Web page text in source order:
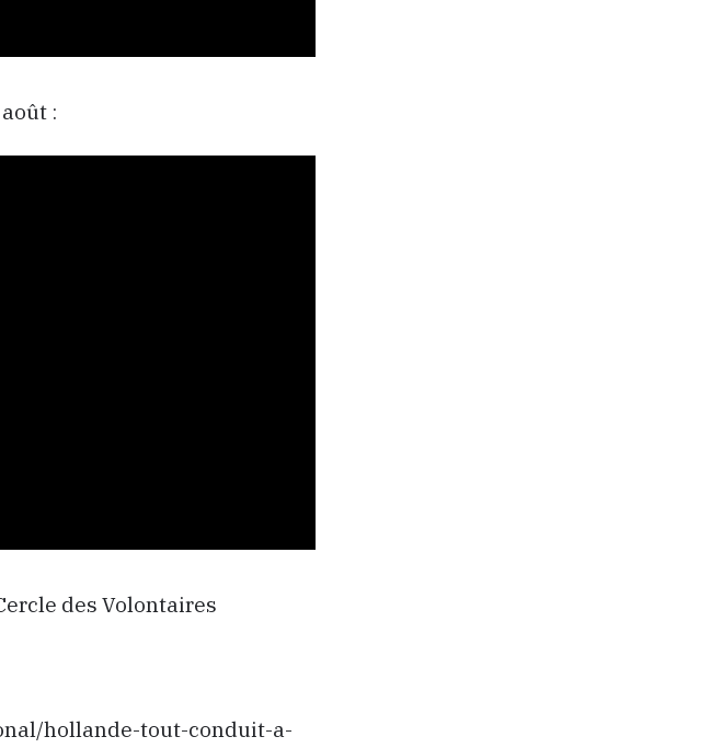
:
des Volontaires
hollande-tout-conduit-a-